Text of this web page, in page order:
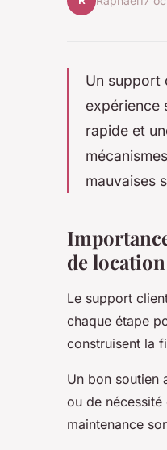
Un support
expérience
rapide et
mauvaises
de location
Le support
chaque étape
construisent la
Un bon soutien
ou de
maintenance